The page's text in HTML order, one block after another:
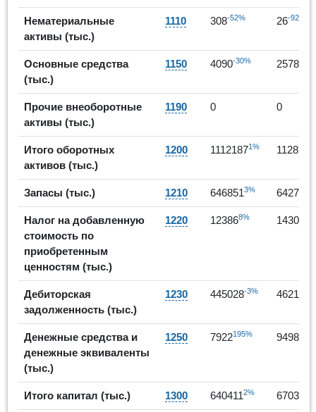
Нематериальные
активы (тыс.)
1110 308-52% 26-92%
Основные средства
(тыс.)
1150 4090-30% 2578
Прочие внеоборотные
активы (тыс.)
1190 0 0
Итого оборотных
активов (тыс.)
1200 11121871% 1128719
Запасы (тыс.) 1210 6468513% 642758
Налог на добавленную
стоимость по
приобретенным
ценностям (тыс.)
1220 123868% 14305
Дебиторская
задолженность (тыс.)
1230 445028-3% 462158
Денежные средства и
денежные эквиваленты
(тыс.)
1250 7922195% 9498
Итого капитал (тыс.) 1300 6404112% 670329